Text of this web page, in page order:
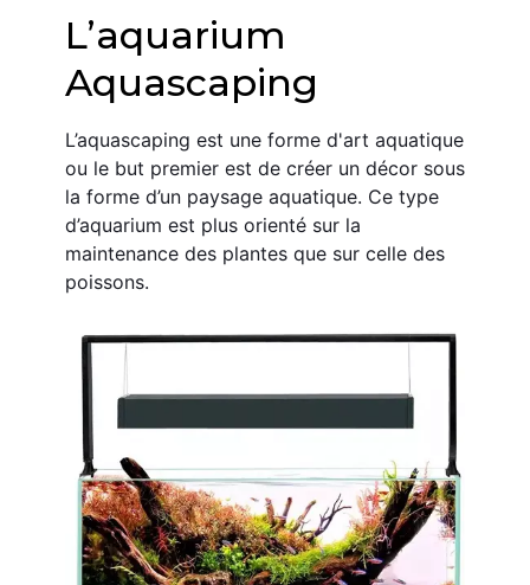
L’aquarium
Aquascaping
L’aquascaping est une forme d'art aquatique
ou le but premier est de créer un décor sous
la forme d’un paysage aquatique. Ce type
d’aquarium est plus orienté sur la
maintenance des plantes que sur celle des
poissons.